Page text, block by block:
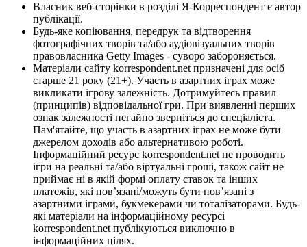
Власник веб-сторінки в розділі Я-Корреспондент є автор
публікації.
Будь-яке копіювання, передрук та відтворення
фотографічних творів та/або аудіовізуальних творів
правовласника Getty Images - суворо забороняється.
Матеріали сайту korrespondent.net призначені для осіб
старше 21 року (21+). Участь в азартних іграх може
викликати ігрову залежність. Дотримуйтесь правил
(принципів) відповідальної гри. При виявленні перших
ознак залежності негайно зверніться до спеціаліста.
Пам'ятайте, що участь в азартних іграх не може бути
джерелом доходів або альтернативою роботі.
Інформаційний ресурс korrespondent.net не проводить
ігри на реальні та/або віртуальні гроші, також сайт не
приймає ні в якій формі оплату ставок та інших
платежів, які пов’язані/можуть бути пов’язані з
азартними іграми, букмекерами чи тоталізаторами. Будь-
які матеріали на інформаційному ресурсі
korrespondent.net публікуються виключно в
інформаційних цілях.